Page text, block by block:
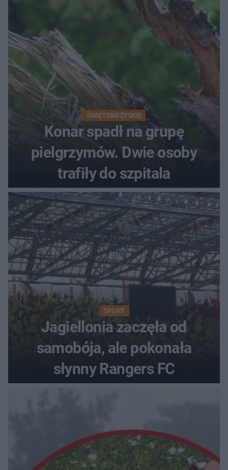
ŚWIĘTOKRZYSKIE
Konar spadł na grupę
pielgrzymów. Dwie osoby
trafiły do szpitala
SPORT
Jagiellonia zaczęła od
samobója, ale pokonała
słynny Rangers FC